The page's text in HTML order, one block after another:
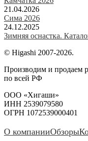
21.04.2026
Сима 2026
24.12.2025
Зимняя оснастка.
© Higashi 2007-2026.
Производим и продаем
по всей РФ
ООО «Хигаши»
ИНН 2539079580
ОГРН 1072539000401
О компанииОбзоры